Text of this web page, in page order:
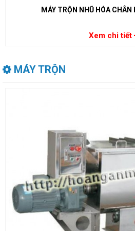
MÁY TRỘN NHŨ HÓA
Xem chi tiết
MÁY TRỘN